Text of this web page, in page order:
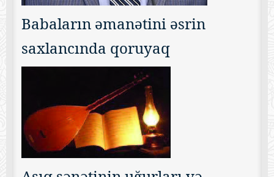
Babaların əmanətini əsrin
saxlancında qoruyaq